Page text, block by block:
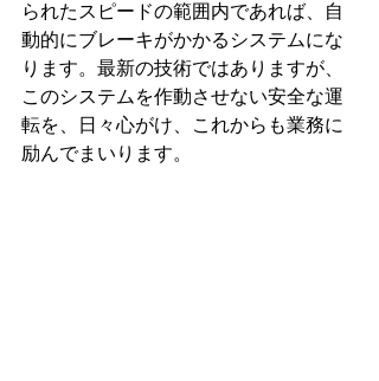
られたスピードの範囲内であれば、自
動的にブレーキがかかるシステムにな
ります。最新の技術ではありますが、
このシステムを作動させない安全な運
転を、日々心がけ、これからも業務に
励んでまいります。